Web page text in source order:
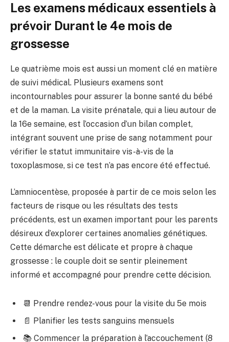
Les examens médicaux essentiels à
prévoir Durant le 4e mois de
grossesse
Le quatrième mois est aussi un moment clé en matière
de suivi médical. Plusieurs examens sont
incontournables pour assurer la bonne santé du bébé
et de la maman. La visite prénatale, qui a lieu autour de
la 16e semaine, est l’occasion d’un bilan complet,
intégrant souvent une prise de sang notamment pour
vérifier le statut immunitaire vis-à-vis de la
toxoplasmose, si ce test n’a pas encore été effectué.
L’amniocentèse, proposée à partir de ce mois selon les
facteurs de risque ou les résultats des tests
précédents, est un examen important pour les parents
désireux d’explorer certaines anomalies génétiques.
Cette démarche est délicate et propre à chaque
grossesse : le couple doit se sentir pleinement
informé et accompagné pour prendre cette décision.
📆 Prendre rendez-vous pour la visite du 5e mois
📄 Planifier les tests sanguins mensuels
📚 Commencer la préparation à l’accouchement (8